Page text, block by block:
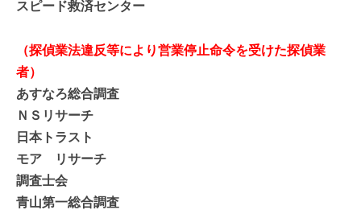
スピード救済センター
（探偵業法違反等により営業停止命令を受けた探偵業
者）
あすなろ総合調査
ＮＳリサーチ
日本トラスト
モア リサーチ
調査士会
青山第一総合調査